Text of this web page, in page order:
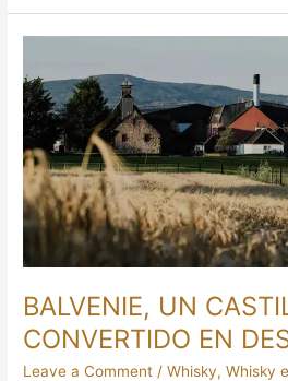
BALVENIE, UN
CONVERTIDO EN
Leave a Comment /Whisky,Whisky
UN
CASTILLO
CONVERTIDO
EN
DESTILERÍA